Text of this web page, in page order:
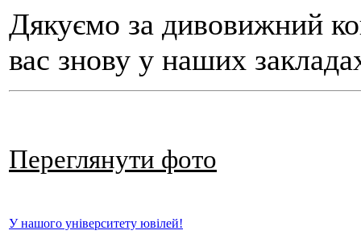
Дякуємо за дивовижний
вас знову у наших
Переглянути фото
У нашого університету ювілей!